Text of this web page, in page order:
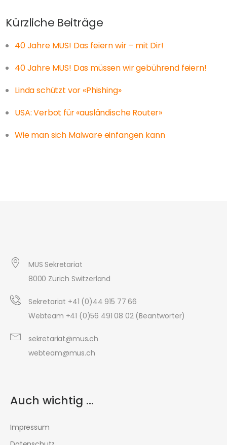
Kürzliche Beiträge
40 Jahre MUS! Das feiern wir – mit Dir!
40 Jahre MUS! Das müssen wir gebührend feiern!
Linda schützt vor «Phishing»
USA: Verbot für «ausländische Router»
Wie man sich Malware einfangen kann
MUS Sekretariat
8000 Zürich Switzerland
Sekretariat +41 (0)44 915 77 66
Webteam +41 (0)56 491 08 02 (Beantworter)
sekretariat@mus.ch
webteam@mus.ch
Auch wichtig ...
Impressum